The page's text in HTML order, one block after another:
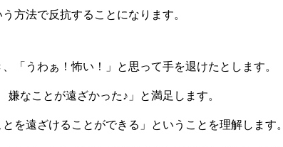
方法で反抗することになります。
「うわぁ！怖い！」と思って手を退けたとします。
なことが遠ざかった♪」と満足します。
を遠ざけることができる」ということを理解します。